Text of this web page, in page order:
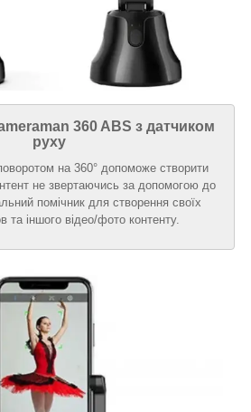
360 ABS з датчиком
руху
на 360° допоможе створити
не звертаючись за допомогою до
помічник для створення своїх
та іншого відео/фото контенту.